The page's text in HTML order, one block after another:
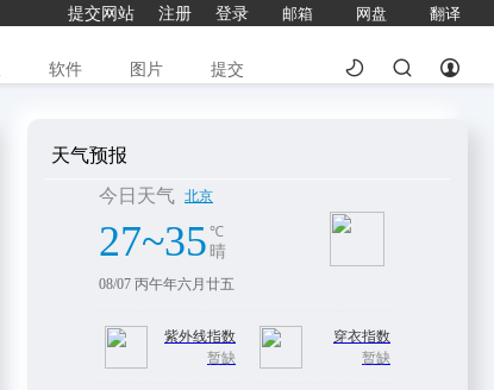
提交网站 注册 登录 邮箱 网盘 翻译
软件 图片 提交
天气预报